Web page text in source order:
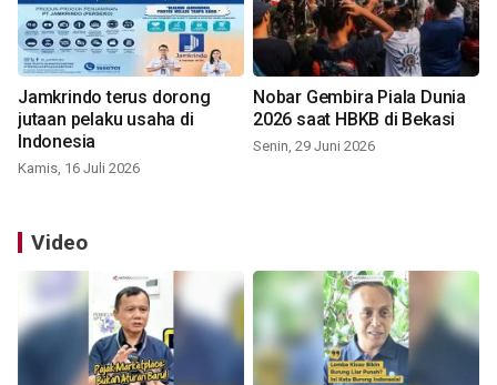
Jamkrindo terus dorong
jutaan pelaku usaha di
Indonesia
Kamis, 16 Juli 2026
Nobar Gembira Piala Dunia
2026 saat HBKB di Bekasi
Senin, 29 Juni 2026
Video